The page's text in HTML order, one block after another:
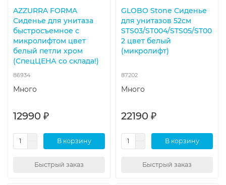
AZZURRA FORMA
Сиденье для унитаза
быстросъемное с
микролифтом цвет
белый петли хром
(СпецЦЕНА со склада!)
86934
Много
12990 ₽
В корзину
Быстрый заказ
GLOBO Stone Сиденье
для унитазов 52см
STS03/ST004/STS05/ST00
2 цвет белый
(микролифт)
87202
Много
22190 ₽
В корзину
Быстрый заказ